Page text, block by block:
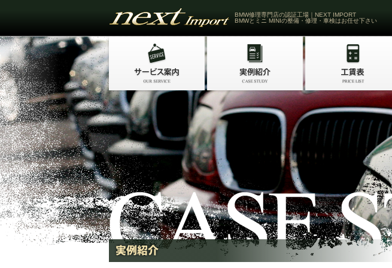
BMW修理専門店の認証工場｜NEXT IMPORT
BMWとミニ MINIの整備・修理・車検はお任せ下さい